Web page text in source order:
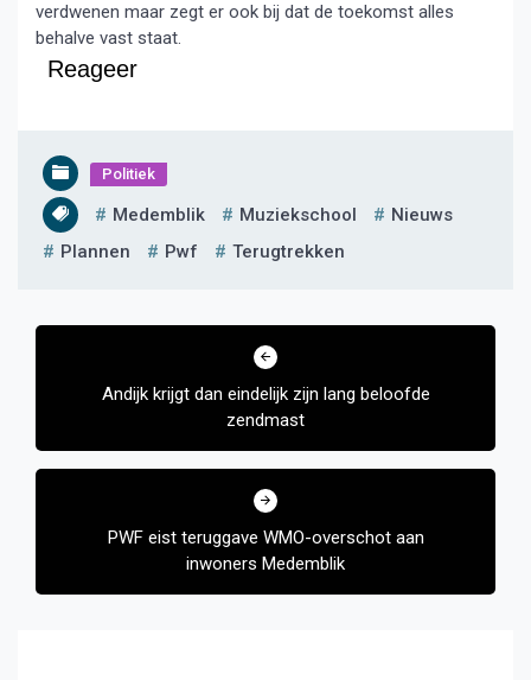
verdwenen maar zegt er ook bij dat de toekomst alles
behalve vast staat.
Reageer
Politiek
Medemblik Muziekschool
Nieuws
Plannen
Pwf Terugtrekken
Bericht
Andijk krijgt dan eindelijk zijn lang beloofde
zendmast
PWF eist teruggave WMO-overschot aan
inwoners Medemblik